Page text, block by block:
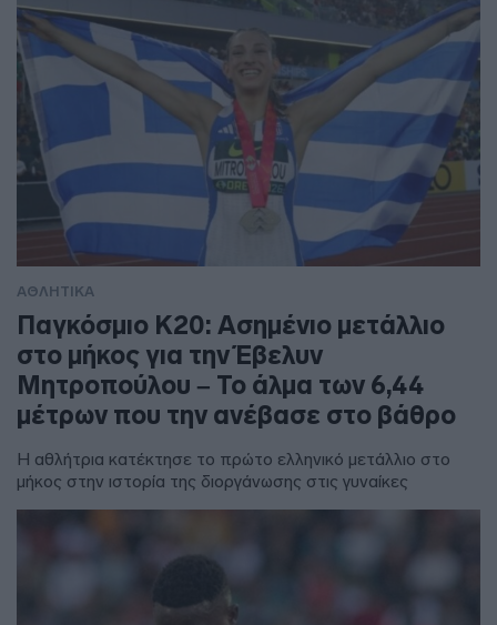
ΑΘΛΗΤΙΚΑ
Παγκόσμιο Κ20: Ασημένιο μετάλλιο
στο μήκος για την Έβελυν
Μητροπούλου – Το άλμα των 6,44
μέτρων που την ανέβασε στο βάθρο
Η αθλήτρια κατέκτησε το πρώτο ελληνικό μετάλλιο στο
μήκος στην ιστορία της διοργάνωσης στις γυναίκες